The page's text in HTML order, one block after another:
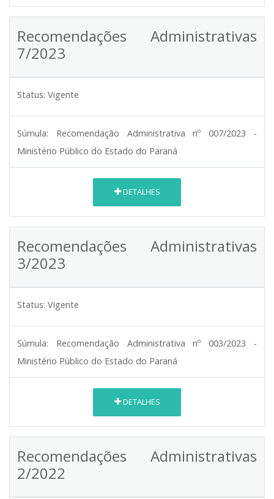
Recomendações Administrativas
7/2023
Status: Vigente
Súmula:
Recomendação Administrativa nº 007/2023 -
Ministério Público do Estado do Paraná
DETALHES
Recomendações Administrativas
3/2023
Status: Vigente
Súmula:
Recomendação Administrativa nº 003/2023 -
Ministério Público do Estado do Paraná
DETALHES
Recomendações Administrativas
2/2022